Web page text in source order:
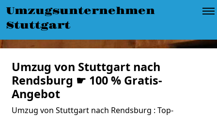
Umzugsunternehmen
Stuttgart
Umzug von Stuttgart nach
Rendsburg ☛ 100 % Gratis-
Angebot
Umzug von Stuttgart nach Rendsburg : Top-